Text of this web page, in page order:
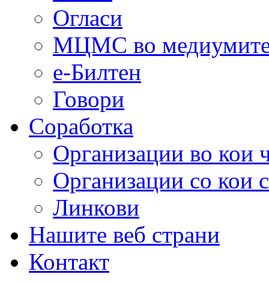
Огласи
МЦМС во
е-Билтен
Говори
Соработка
Организации во кои
Организации со кои
Линкови
Нашите веб страни
Контакт